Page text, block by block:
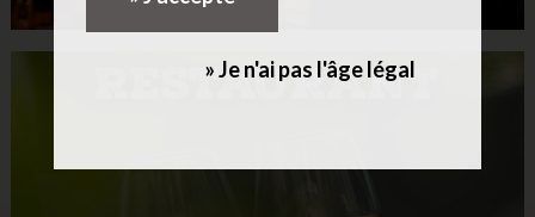
» Je n'ai pas l'âge légal
RESTAURANT